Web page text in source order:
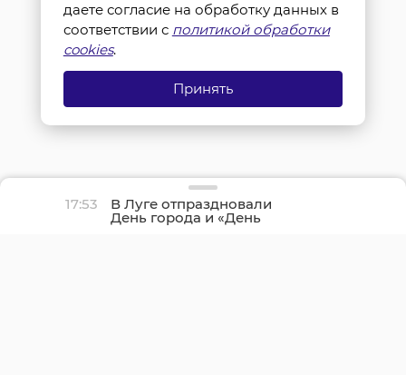
17:53 В Луге отпраздновали
День города и «День
детства»
даете согласие на обработку данных в
соответствии с политикой обработки
cookies.
Принять